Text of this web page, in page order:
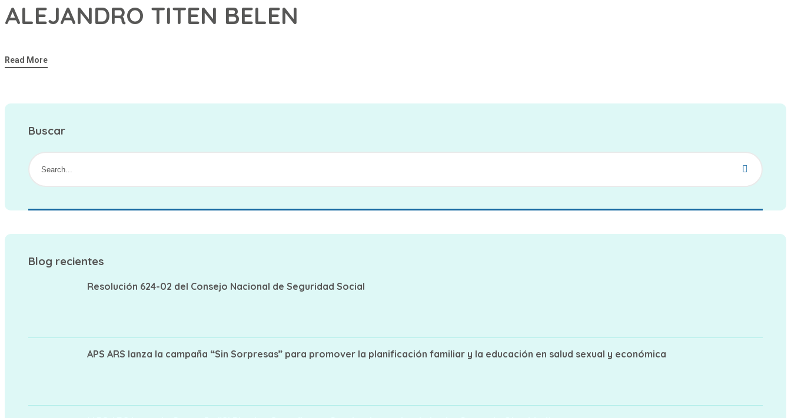
ALEJANDRO TITEN BELEN
Read More
Buscar
Blog recientes
Resolución 624-02 del Consejo Nacional de Seguridad Social
APS ARS lanza la campaña “Sin Sorpresas” para promover la planificación familiar y la educación en salud sexual y económica